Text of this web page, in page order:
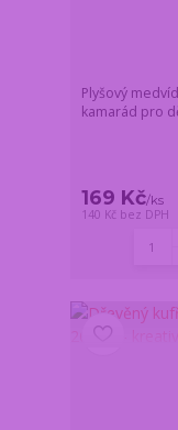
Plyšový
kamarád pro
169 Kč/ks
140 Kč bez DPH